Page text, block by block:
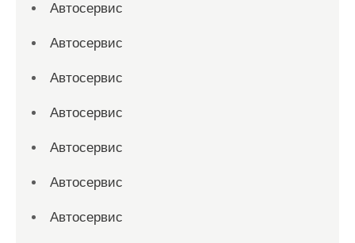
Автосервис
Автосервис
Автосервис
Автосервис
Автосервис
Автосервис
Автосервис